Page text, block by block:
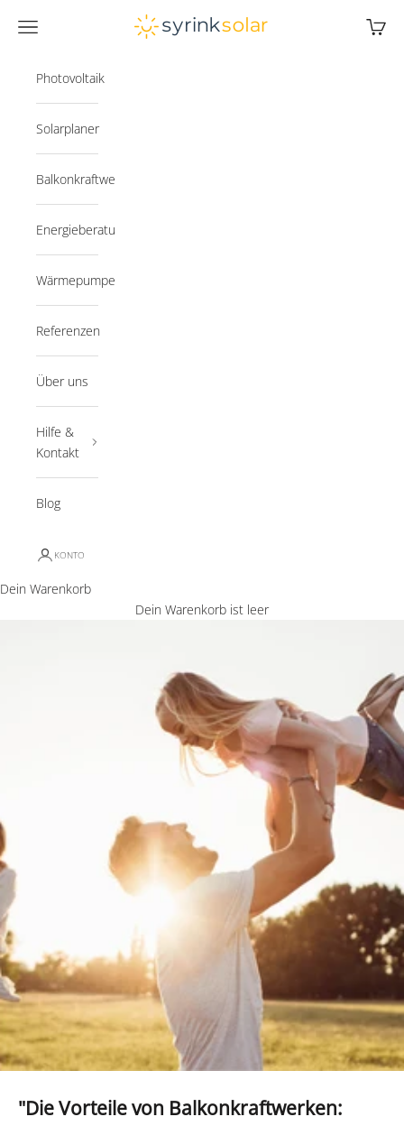
Syrink
Navigationsmenü öffnen
Photovoltaik
Solarplaner
Balkonkraftwerk
Energieberatung
Wärmepumpe
Referenzen
Über uns
Hilfe &
Kontakt
Blog
KONTO
Dein Warenkorb
Dein Warenkorb ist leer
"Die Vorteile von Balkonkraftwerken: